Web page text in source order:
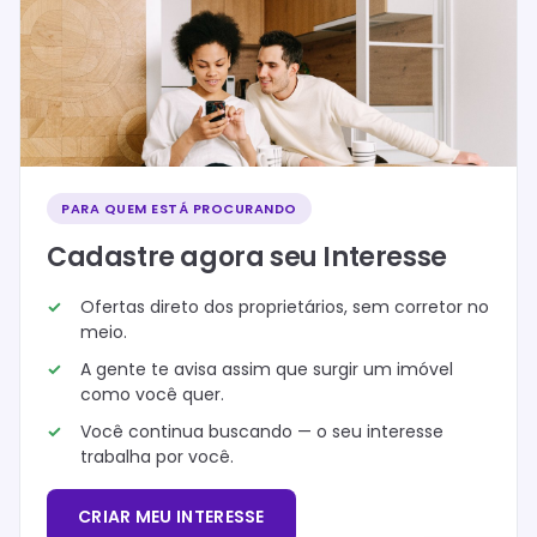
PARA QUEM ESTÁ PROCURANDO
Cadastre agora seu Interesse
Ofertas direto dos proprietários, sem corretor no
meio.
A gente te avisa assim que surgir um imóvel
como você quer.
Você continua buscando — o seu interesse
trabalha por você.
CRIAR MEU INTERESSE